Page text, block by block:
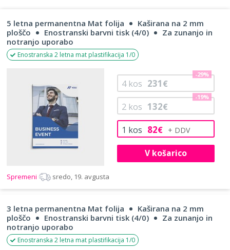
5 letna permanentna Mat folija
Kaširana na 2 mm
ploščo
Enostranski barvni tisk (4/0)
Za zunanjo in
notranjo uporabo
Enostranska 2 letna mat plastifikacija 1/0
1 kos 82€
2kos 132€
-19%
4kos 231€
-29%
V košarico
Spremeni sredo, 19. avgusta
3 letna permanentna Mat folija
Kaširana na 2 mm
ploščo
Enostranski barvni tisk (4/0)
Za zunanjo in
notranjo uporabo
Enostranska 2 letna mat plastifikacija 1/0